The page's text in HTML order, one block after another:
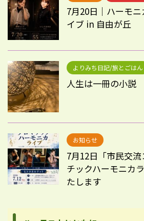
7月20日｜ハーモ
イブ in 自由が丘
よりみち日記/旅とごはん
人生は一冊の小説
お知らせ
7月12日「市民交
チックハーモニカ
たします